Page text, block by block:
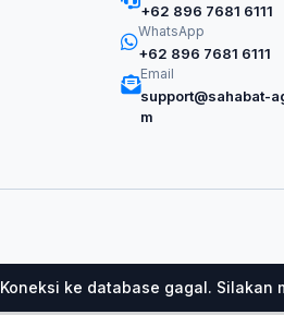
Koneksi ke database gagal. Silakan
+62 896 7681 6111
WhatsApp
+62 896 7681 6111
Email
support@sahabat-
m